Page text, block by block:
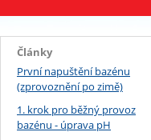
Články
První napuštění bazénu
(zprovoznění po zimě)
1. krok pro běžný provoz
bazénu - úprava pH